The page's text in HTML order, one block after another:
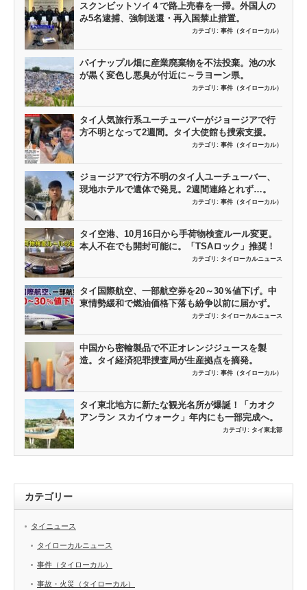
スクンビットソイ４で路上売春を一掃。外国人の
み5名逮捕、強制送還・再入国禁止措置。
カテゴリ: 事件（タイローカル）
パイナップル畑に産業廃棄物を不法投棄。池の水
が黒く変色し悪臭が付近に～ラヨーン県。
カテゴリ: 事件（タイローカル）
タイ人気旅行系ユーチューバーがジョージアで行
方不明となって2週間。タイ大使館も捜索支援。
カテゴリ: 事件（タイローカル）
ジョージアで行方不明のタイ人ユーチューバー、
現地ホテルで遺体で発見。2週間連絡とれず…。
カテゴリ: 事件（タイローカル）
タイ空港、10月16日から手荷物検査ルール変更。
本人不在でも開封可能に。「TSAロック」推奨！
カテゴリ: タイローカルニュース
タイ国際航空、一部航空券を20～30％値下げ。中
東情勢緩和で燃油価格下落も紛争以前に届かず。
カテゴリ: タイローカルニュース
中国から密輸製品で不正オレンジジュースを製
造。タイ経済犯罪捜査局が生産拠点を摘発。
カテゴリ: 事件（タイローカル）
タイ東北地方に新たな観光名所が爆誕！「カオク
アンラン スカイウォーク」年内にも一部完成へ。
カテゴリ: タイ東北部
カテゴリー
タイニュース
タイローカルニュース
事件（タイローカル）
事故・火災（タイローカル）